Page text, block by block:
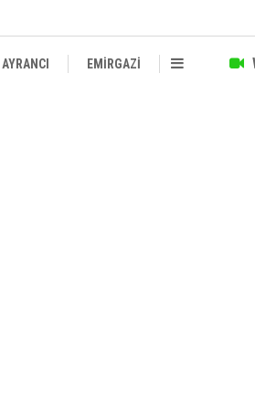
AYRANCI EMİRGAZİ